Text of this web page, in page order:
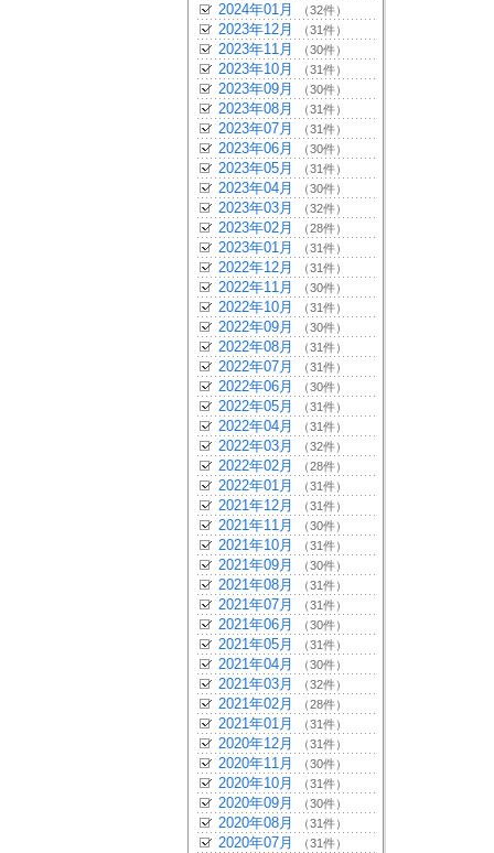
2024年01月 （32件）
2023年12月 （31件）
2023年11月 （30件）
2023年10月 （31件）
2023年09月 （30件）
2023年08月 （31件）
2023年07月 （31件）
2023年06月 （30件）
2023年05月 （31件）
2023年04月 （30件）
2023年03月 （32件）
2023年02月 （28件）
2023年01月 （31件）
2022年12月 （31件）
2022年11月 （30件）
2022年10月 （31件）
2022年09月 （30件）
2022年08月 （31件）
2022年07月 （31件）
2022年06月 （30件）
2022年05月 （31件）
2022年04月 （31件）
2022年03月 （32件）
2022年02月 （28件）
2022年01月 （31件）
2021年12月 （31件）
2021年11月 （30件）
2021年10月 （31件）
2021年09月 （30件）
2021年08月 （31件）
2021年07月 （31件）
2021年06月 （30件）
2021年05月 （31件）
2021年04月 （30件）
2021年03月 （32件）
2021年02月 （28件）
2021年01月 （31件）
2020年12月 （31件）
2020年11月 （30件）
2020年10月 （31件）
2020年09月 （30件）
2020年08月 （31件）
2020年07月 （31件）